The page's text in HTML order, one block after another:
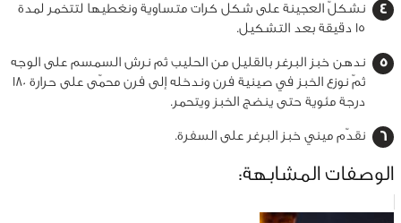
نشكلّ العجينة على شكل كرات متساوية ونغطيها لتتخمر لمدة
15 دقيقة بعد التشكيل.
ندهن خبز البرغر بالقليل من الحليب ثم نرش السمسم على الوجه
ثمّ نوزع الخبز في صينية فرن وندخله إلى فرن محمّى على حرارة 180
درجة مئوية حتى ينضج الخبز ويتحمر.
نقدّم ميني خبز البرغر على السفرة.
الوصفات المشابهة: